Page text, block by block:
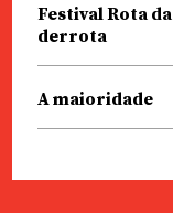
Festival Rota
derrota
A maioridade